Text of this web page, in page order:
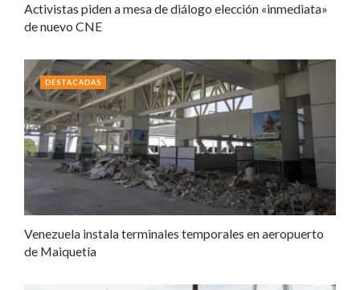
Activistas piden a mesa de diálogo elección «inmediata»
de nuevo CNE
Venezuela instala terminales temporales en aeropuerto
de Maiquetía
DESTACADAS